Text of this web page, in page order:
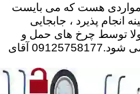
مواردی هست که می بایست
انجام پذیرد ، جابجایی
توسط چرخ های حمل و
نیروی های متخصص انجام می شود.09125758177 آقای